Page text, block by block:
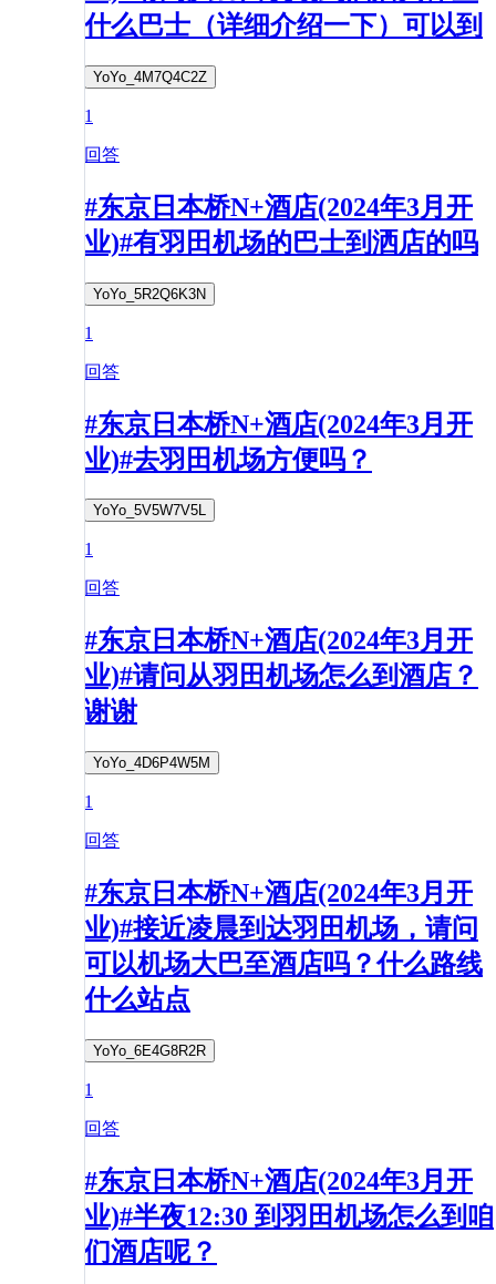
什么巴士（详细介绍一下）可以到
YoYo_4M7Q4C2Z
1
回答
#东京日本桥N+酒店(2024年3月开
业)#有羽田机场的巴士到洒店的吗
YoYo_5R2Q6K3N
1
回答
#东京日本桥N+酒店(2024年3月开
业)#去羽田机场方便吗？
YoYo_5V5W7V5L
1
回答
#东京日本桥N+酒店(2024年3月开
业)#请问从羽田机场怎么到酒店？
谢谢
YoYo_4D6P4W5M
1
回答
#东京日本桥N+酒店(2024年3月开
业)#接近凌晨到达羽田机场，请问
可以机场大巴至酒店吗？什么路线
什么站点
YoYo_6E4G8R2R
1
回答
#东京日本桥N+酒店(2024年3月开
业)#半夜12:30 到羽田机场怎么到咱
们酒店呢？